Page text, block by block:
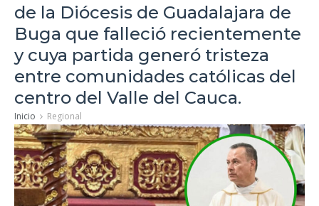
de la Diócesis de Guadalajara de
Buga que falleció recientemente
y cuya partida generó tristeza
entre comunidades católicas del
centro del Valle del Cauca.
Inicio Regional